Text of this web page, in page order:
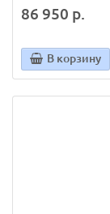
86 950 р.
В корзину